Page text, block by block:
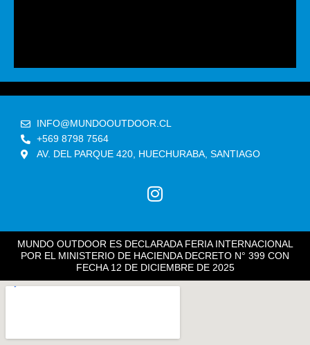
INFO@MUNDOOUTDOOR.CL
+569 8798 7564
AV. DEL PARQUE 420, HUECHURABA, SANTIAGO
I
N
T
A
G
R
MUNDO OUTDOOR ES DECLARADA FERIA INTERNACIONAL
POR EL MINISTERIO DE HACIENDA DECRETO N° 399 CON
FECHA 12 DE DICIEMBRE DE 2025